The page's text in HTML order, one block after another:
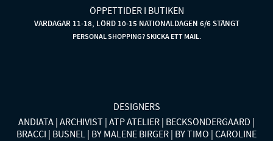
ÖPPETTIDER I BUTIKEN
VARDAGAR 11-18, LÖRD 10-15 NATIONALDAGEN 6/6 STÄNGT
PERSONAL SHOPPING? SKICKA ETT MAIL.
DESIGNERS
ANDIATA ARCHIVIST ATP ATELIER BECKSÖNDERGAARD
BRACCI BUSNEL BY MALENE BIRGER BY TIMO CAROLINE